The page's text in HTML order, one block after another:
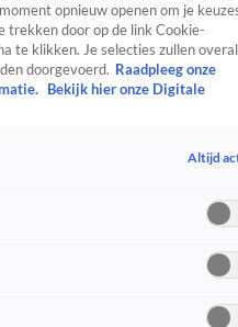
RealityCrimeVideo's
opnieuw openen om je
trekken door op de link Cookie-
te klikken. Je selecties zullen overal
doorgevoerd. Raadpleeg onze
Bekijk hier onze Digitale
Altijd